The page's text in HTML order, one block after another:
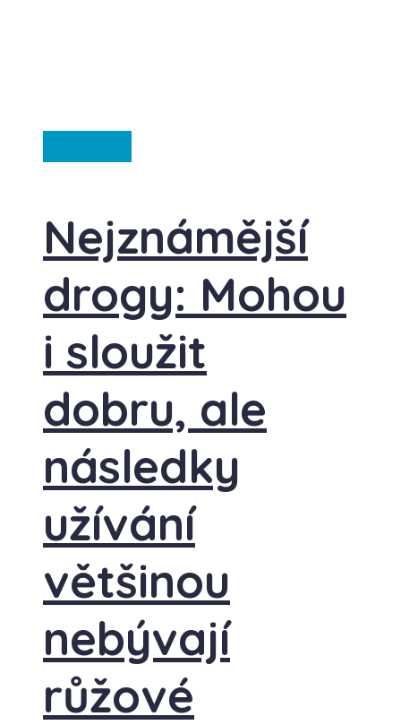
Nejznámější
drogy: Mohou
i sloužit
dobru, ale
následky
užívání
většinou
nebývají
růžové